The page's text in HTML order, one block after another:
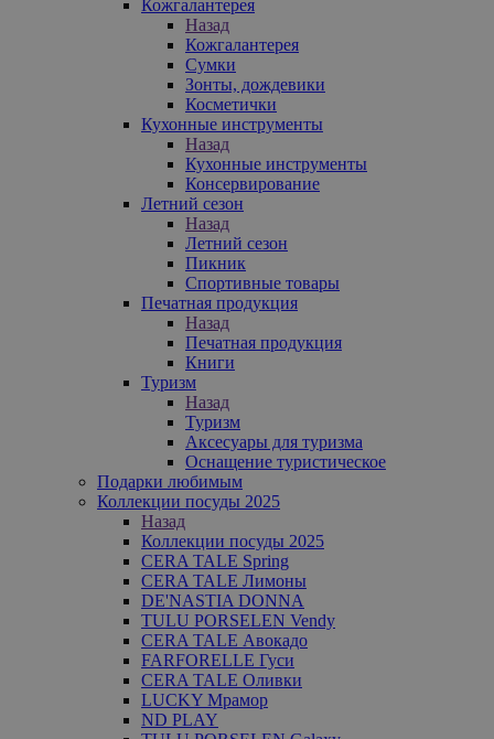
Кожгалантерея
Назад
Кожгалантерея
Сумки
Зонты, дождевики
Косметички
Кухонные инструменты
Назад
Кухонные инструменты
Консервирование
Летний сезон
Назад
Летний сезон
Пикник
Спортивные товары
Печатная продукция
Назад
Печатная продукция
Книги
Туризм
Назад
Туризм
Аксесуары для туризма
Оснащение туристическое
Подарки любимым
Коллекции посуды 2025
Назад
Коллекции посуды 2025
CERA TALE Spring
CERA TALE Лимоны
DE'NASTIA DONNA
TULU PORSELEN Vendy
CERA TALE Авокадо
FARFORELLE Гуси
CERA TALE Оливки
LUCKY Мрамор
ND PLAY